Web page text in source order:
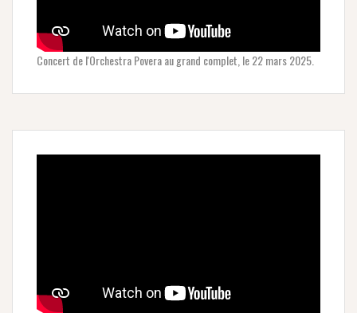
Concert de l'Orchestra Povera au grand complet, le 22 mars 2025.